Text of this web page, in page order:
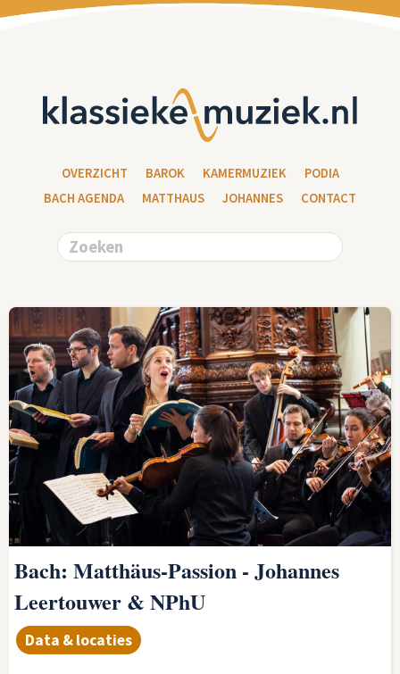
OVERZICHT BAROK KAMERMUZIEK
PODIA
BACH AGENDA
MATTHAUS JOHANNES CONTACT
Bach: Matthäus-Passion - Johannes
Leertouwer & NPhU
Data & locaties